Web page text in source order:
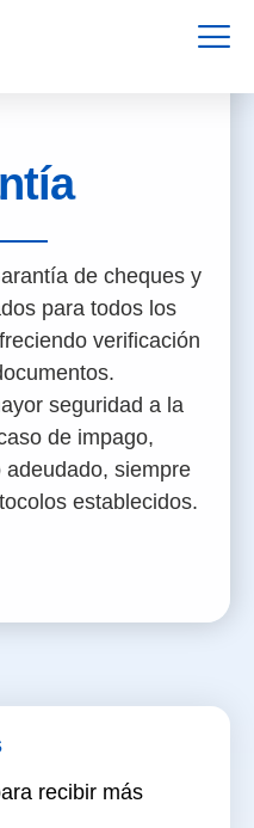
de cheques y
para todos los
verificación
seguridad a la
de impago,
siempre
establecidos.
recibir más